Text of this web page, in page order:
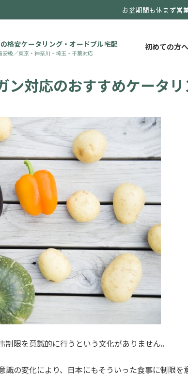
お盆期間も休まず営
格安ケータリング・オードブル宅配
安級／東京・神奈川・埼玉・千葉対応
初めての方へ
ン対応のおすすめケータ
限を意識的に行うという文化がありません。
の変化により、日本にもそういった食事に制限を